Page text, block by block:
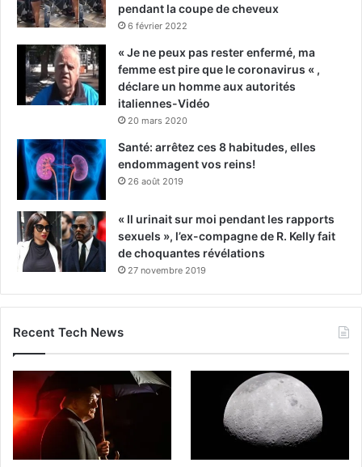
pendant la coupe de cheveux
6 février 2022
« Je ne peux pas rester enfermé, ma
femme est pire que le coronavirus « ,
déclare un homme aux autorités
italiennes-Vidéo
20 mars 2020
Santé: arrêtez ces 8 habitudes, elles
endommagent vos reins!
26 août 2019
« Il urinait sur moi pendant les rapports
sexuels », l’ex-compagne de R. Kelly fait
de choquantes révélations
27 novembre 2019
Recent Tech News